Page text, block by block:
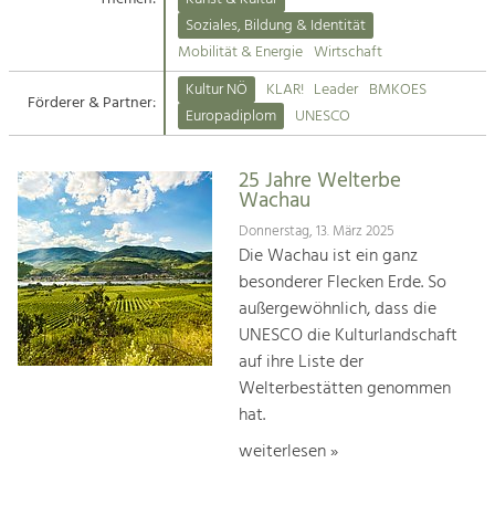
Suche
Impressum
Kontakt
Angebotsentwicklung und
Handwerk, Wissenschaft und Forschung.
Soziales, Bildung &
Identität
Gleichberechtigung, Jugend und
Integration
Mobilität & Energie
Klimawandel, öffentlicher Verkehr und
Steigerung regionaler Wertschöpfung
Soziales, Bildung & Identität
Mobilität & Energie Wirtschaft
Förderer & Partner:
Kultur NÖ KLAR! Leader BMKOES
Europadiplom
UNESCO
25 Jahre Welterbe
Wachau
Donnerstag, 13. März 2025
Die Wachau ist ein ganz
besonderer Flecken Erde. So
außergewöhnlich, dass die
UNESCO die Kulturlandschaft
auf ihre Liste der
Welterbestätten genommen
hat.
weiterlesen »